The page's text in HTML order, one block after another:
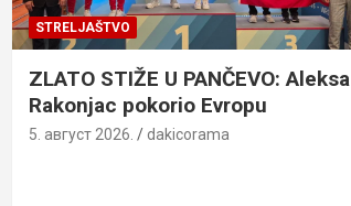
STRELJAŠTVO
ZLATO STIŽE U PANČEVO: Aleksa
Rakonjac pokorio Evropu
5. август 2026. dakicorama